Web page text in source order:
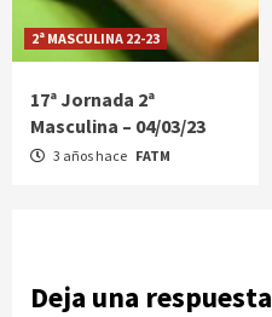
2ª MASCULINA 22-23
17ª Jornada 2ª
Masculina – 04/03/23
3 años hace FATM
Deja una respuesta